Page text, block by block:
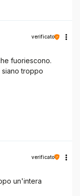
verificato
fuoriescono.
troppo
verificato
un'intera